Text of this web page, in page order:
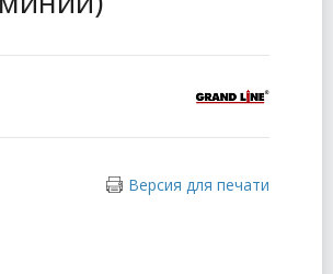
Версия для печати